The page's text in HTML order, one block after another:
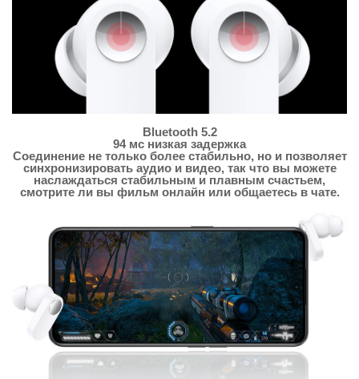
Bluetooth 5.2
94 мс низкая задержка
Соединение не только более стабильно, но и позволяет
синхронизировать аудио и видео, так что вы можете
наслаждаться стабильным и плавным счастьем,
смотрите ли вы фильм онлайн или общаетесь в чате.